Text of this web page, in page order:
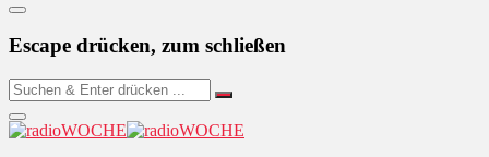
Escape drücken, zum schließen